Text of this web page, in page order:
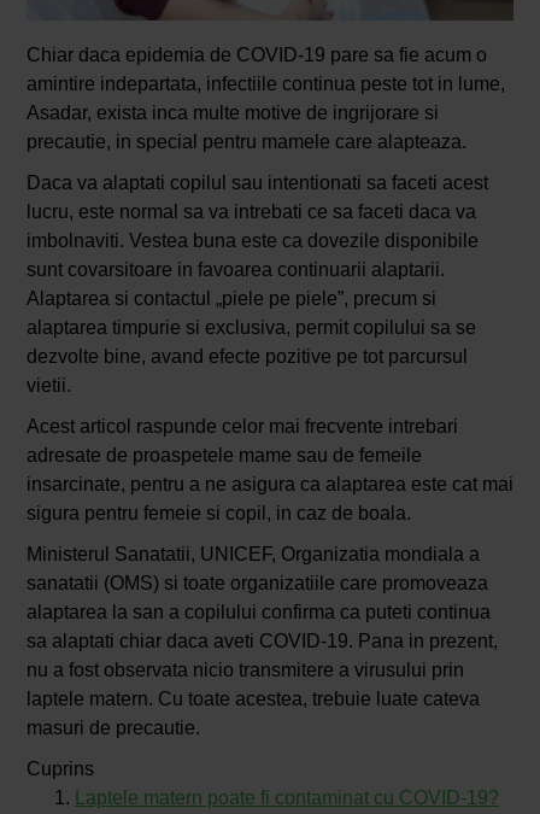
Chiar daca epidemia de COVID-19 pare sa fie acum o
amintire indepartata, infectiile continua peste tot in lume,
Asadar, exista inca multe motive de ingrijorare si
precautie, in special pentru mamele care alapteaza.
Daca va alaptati copilul sau intentionati sa faceti acest
lucru, este normal sa va intrebati ce sa faceti daca va
imbolnaviti. Vestea buna este ca dovezile disponibile
sunt covarsitoare in favoarea continuarii alaptarii.
Alaptarea si contactul „piele pe piele”, precum si
alaptarea timpurie si exclusiva, permit copilului sa se
dezvolte bine, avand efecte pozitive pe tot parcursul
vietii.
Acest articol raspunde celor mai frecvente intrebari
adresate de proaspetele mame sau de femeile
insarcinate, pentru a ne asigura ca alaptarea este cat mai
sigura pentru femeie si copil, in caz de boala.
Ministerul Sanatatii, UNICEF, Organizatia mondiala a
sanatatii (OMS) si toate organizatiile care promoveaza
alaptarea la san a copilului confirma ca puteti continua
sa alaptati chiar daca aveti COVID-19. Pana in prezent,
nu a fost observata nicio transmitere a virusului prin
laptele matern. Cu toate acestea, trebuie luate cateva
masuri de precautie.
Cuprins
Laptele matern poate fi contaminat cu COVID-19?